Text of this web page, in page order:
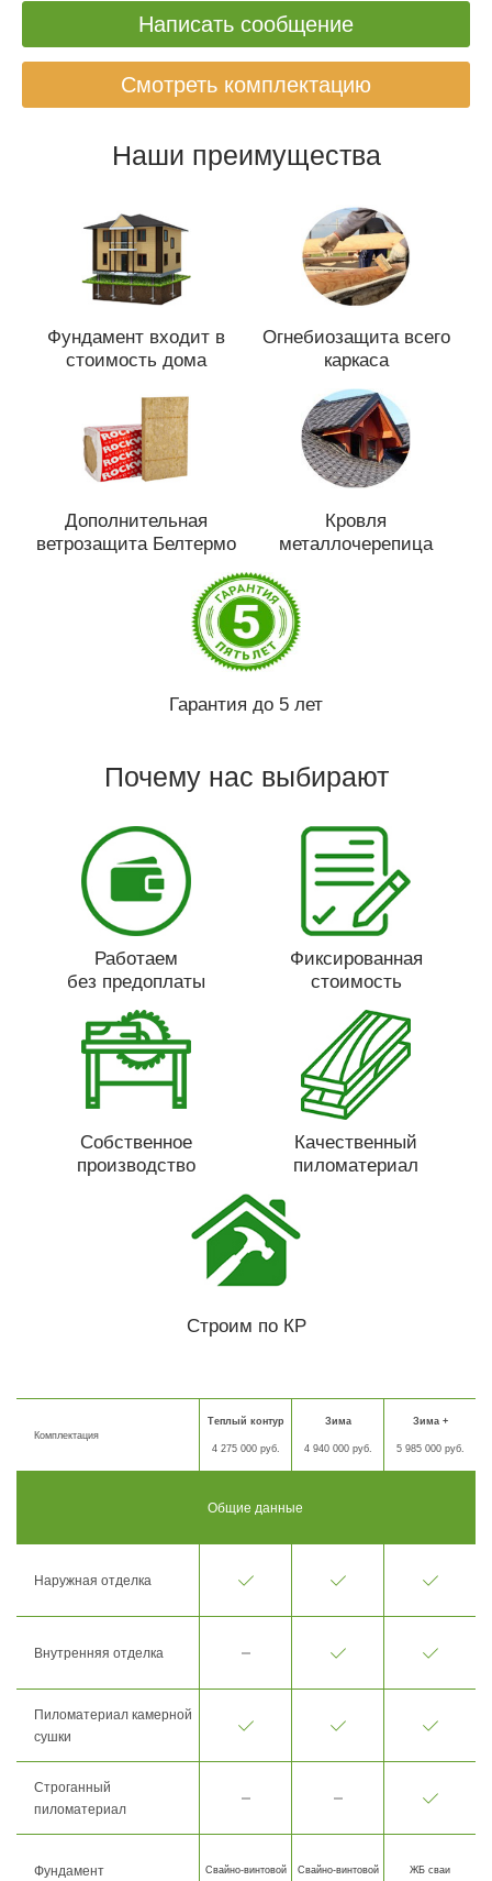
Написать сообщение
Смотреть комплектацию
Наши преимущества
Фундамент входит в
стоимость дома
Огнебиозащита всего
каркаса
Дополнительная
ветрозащита Белтермо
Кровля
металлочерепица
Гарантия до 5 лет
Почему нас выбирают
Работаем
без предоплаты
Фиксированная
стоимость
Собственное
производство
Качественный
пиломатериал
Строим по КР
Комплектация
Теплый контур
4 275 000 руб.
Зима
4 940 000 руб.
Зима +
5 985 000 руб.
Общие данные
Наружная отделка
Внутренняя отделка
Пиломатериал камерной
сушки
Строганный
пиломатериал
Фундамент Свайно-винтовой Свайно-винтовой ЖБ сваи